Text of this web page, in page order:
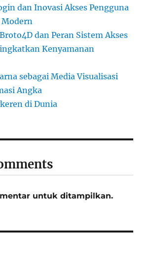
dan Inovasi Akses Pengguna
dan Peran Sistem Akses
Kenyamanan
sebagai Media Visualisasi
Angka
di Dunia
untuk ditampilkan.